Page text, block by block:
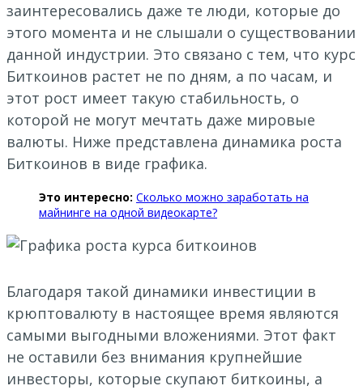
заинтересовались даже те люди, которые до
этого момента и не слышали о существовании
данной индустрии. Это связано с тем, что курс
Биткоинов растет не по дням, а по часам, и
этот рост имеет такую стабильность, о
которой не могут мечтать даже мировые
валюты. Ниже представлена динамика роста
Биткоинов в виде графика.
Это интересно: Сколько можно заработать на
майнинге на одной видеокарте?
Благодаря такой динамики инвестиции в
крюптовалюту в настоящее время являются
самыми выгодными вложениями. Этот факт
не оставили без внимания крупнейшие
инвесторы, которые скупают биткоины, а